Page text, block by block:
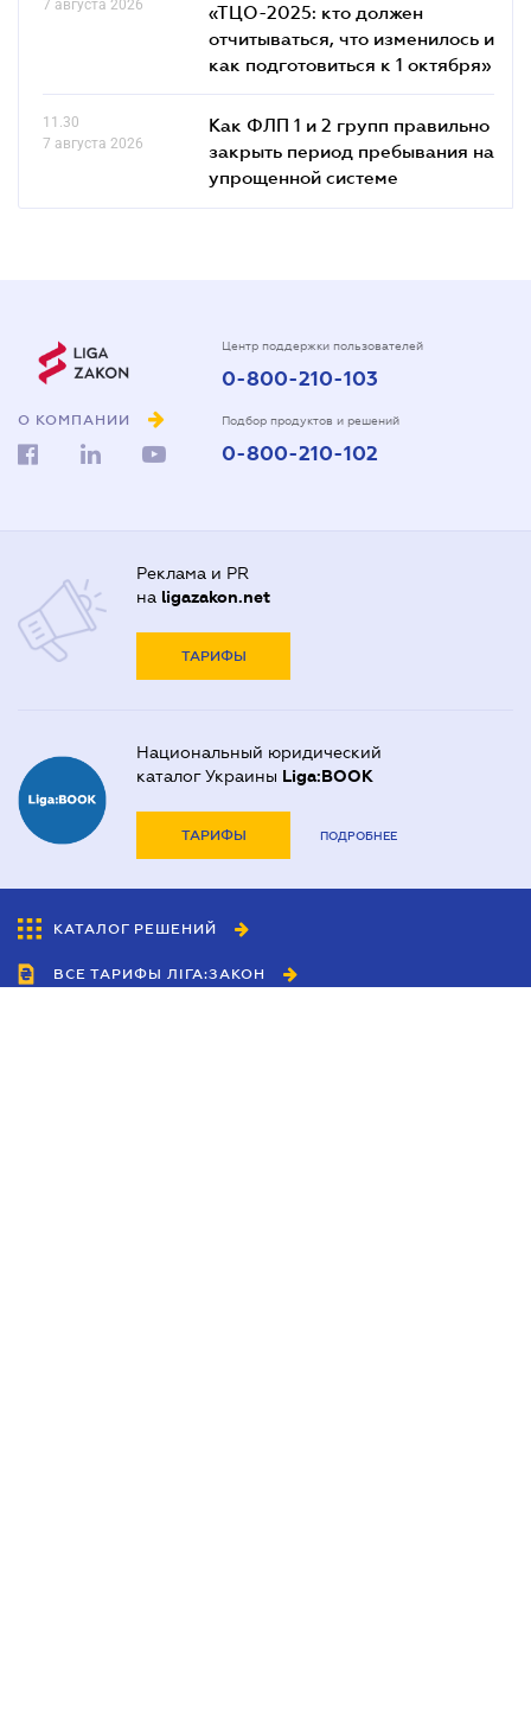
7 августа 2026
«ТЦО-2025: кто должен
отчитываться, что изменилось и
как подготовиться к 1 октября»
11.30
7 августа 2026
Как ФЛП 1 и 2 групп правильно
закрыть период пребывания на
упрощенной системе
О КОМПАНИИ
Центр поддержки пользователей
0-800-210-103
Подбор продуктов и решений
0-800-210-102
Реклама и PR
на ligazakon.net
ТАРИФЫ
Национальный юридический
каталог Украины Liga:BOOK
ТАРИФЫ ПОДРОБНЕЕ
КАТАЛОГ РЕШЕНИЙ
ВСЕ ТАРИФЫ ЛІГА:ЗАКОН